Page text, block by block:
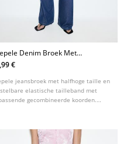
Denim Broek Met
€
jeansbroek met halfhoge taille en
elastische tailleband met
gecombineerde koorden.